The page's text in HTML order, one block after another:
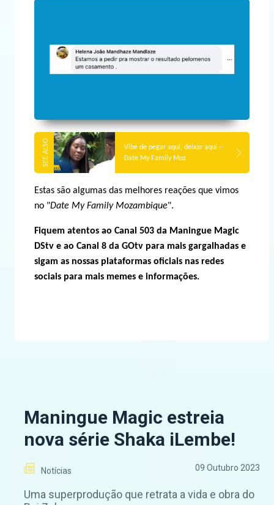
Vibe de pegar aqui, deixar aqui –
Date My Family Moz
Estas são algumas das melhores reações que vimos
no "Date My Family Mozambique".
Fiquem atentos ao Canal 503 da Maningue Magic
DStv e ao Canal 8 da GOtv para mais gargalhadas e
sigam as nossas plataformas oficiais nas redes
sociais para mais memes e informações.
Maningue Magic estreia
nova série Shaka iLembe!
Notícias 09 Outubro 2023
Uma superprodução que retrata a vida e obra do